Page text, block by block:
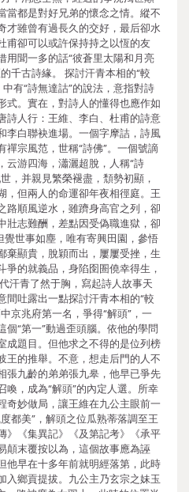
當都是對好兄弟的懷念之情。縱不
才雖曾有過長久的交好，最后卻水
甫卻可以或許保持持之以恆的友
用聞一多的話“彼蒼里太陽和月亮
千古詩緣。 探討汗青本相的“較
有“詩無達詁”的說法，意指對詩
式。實在，對詩人的懂得也應作如
詩人行：王維、李白、杜甫的詩意
李白聯袂進場。一個字摩詰，詩風
宗風范，世稱“詩佛”。一個號謫
云游四海，瀟灑超脫，人稱“詩
，并親見繁榮褪盡，頹勢初顯，
，但兩人的命運卻年夜相徑庭。王
路順風逆水，雖躋身高官之列，卻
壯志難酬，差點因受偽職進獄，卻
覺世事如塵，唯有寄興田園，參悟
棄顯貴，脫穎而出，屢屢受挫，生
的就義品，身陷囹圄僥幸得生，
汗青了然于胸，寫起詩人故事天
間吐露出一點探討汗青本相的“較
京兆府第一名，爭得“解頭”，一
“第一”動過歪頭腦。依他的學問
成題目。但他求之不得的是位列榜
王的推舉。不意，想走后門的人不
張九齡的弟弟張九皋，他早已爭先
，成為“解頭”的內定人選。所幸
奇妙做局，讓王維在九公主眼前一
都美”，解頭之位瓜熟蒂落調至王
》《集異記》《及第記考》《承平
顛末覆按以為，這個故事應為誣
他早在十多年前就明經落第，此時
入鄉貢提拔。九公主乃玄宗之妹玉